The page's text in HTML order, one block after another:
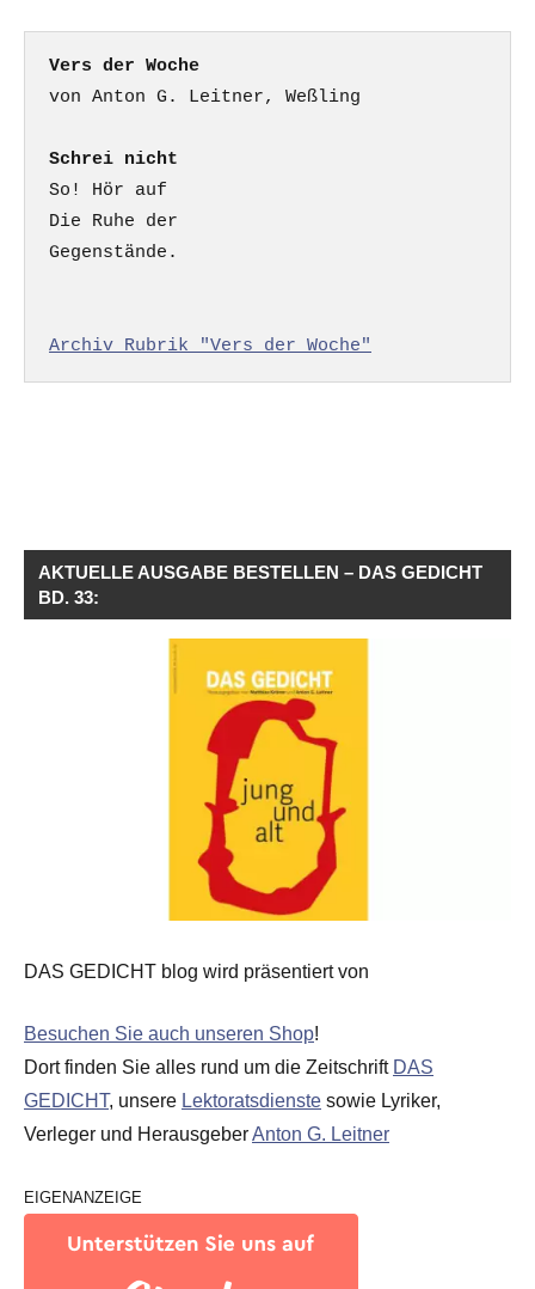
Vers der Woche
Schrei nicht
So! Hör auf
Die Ruhe der
Gegenstände.
Archiv Rubrik "Vers der Woche"
AKTUELLE AUSGABE BESTELLEN – DAS GEDICHT
BD. 33:
DAS GEDICHT blog wird präsentiert von
Besuchen Sie auch unseren Shop!
Dort finden Sie alles rund um die Zeitschrift DAS
GEDICHT, unsere Lektoratsdienste sowie Lyriker,
Verleger und HerausgeberAnton G. Leitner
EIGENANZEIGE